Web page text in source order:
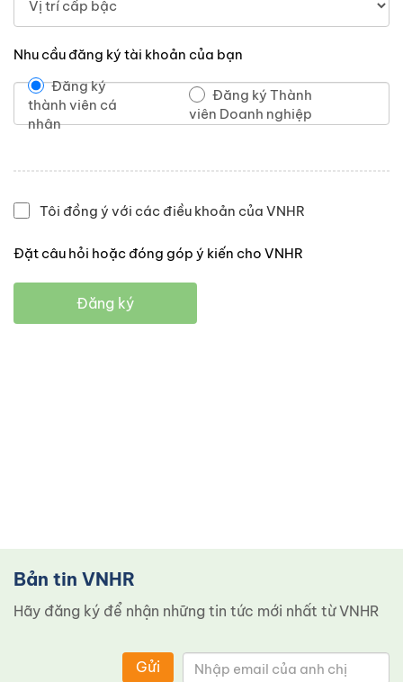
Nhu cầu đăng ký tài khoản của bạn
Đăng ký
thành viên cá
nhân
Đăng ký Thành
viên Doanh nghiệp
Tôi đồng ý với các điều khoản của VNHR
Đặt câu hỏi hoặc đóng góp ý kiến cho VNHR
Đăng ký
Bản tin VNHR
Hãy đăng ký để nhận những tin tức mới nhất từ ​​VNHR
Gửi